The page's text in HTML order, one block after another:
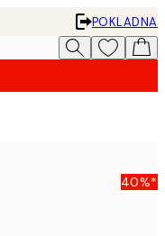
POKLADNA
40%*